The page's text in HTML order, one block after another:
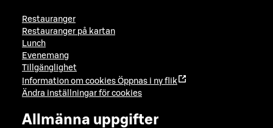
Restauranger
Restauranger på kartan
Lunch
Evenemang
Tillgänglighet
Information om cookies Öppnas i ny flik
Ändra inställningar för cookies
Allmänna uppgifter